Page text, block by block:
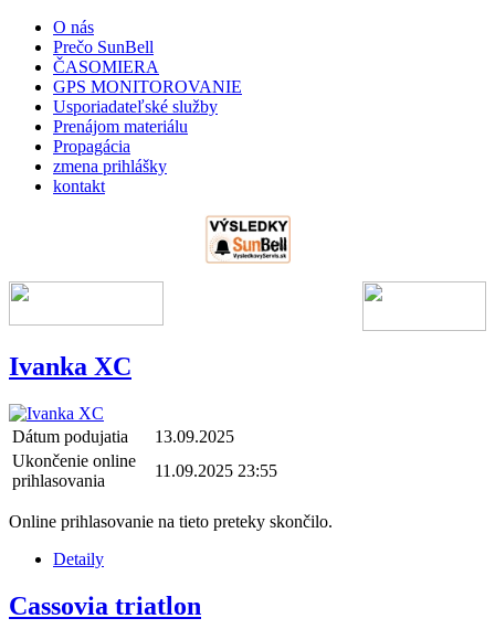
O nás
Prečo SunBell
ČASOMIERA
GPS MONITOROVANIE
Usporiadateľské služby
Prenájom materiálu
Propagácia
zmena prihlášky
kontakt
Ivanka XC
Dátum podujatia
13.09.2025
Ukončenie online
prihlasovania
11.09.2025 23:55
Online prihlasovanie na tieto preteky skončilo.
Detaily
Cassovia triatlon